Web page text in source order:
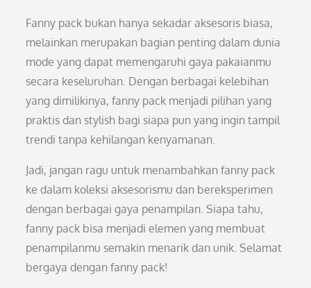
Fanny pack bukan hanya sekadar aksesoris biasa,
melainkan merupakan bagian penting dalam dunia
mode yang dapat memengaruhi gaya pakaianmu
secara keseluruhan. Dengan berbagai kelebihan
yang dimilikinya, fanny pack menjadi pilihan yang
praktis dan stylish bagi siapa pun yang ingin tampil
trendi tanpa kehilangan kenyamanan.
Jadi, jangan ragu untuk menambahkan fanny pack
ke dalam koleksi aksesorismu dan bereksperimen
dengan berbagai gaya penampilan. Siapa tahu,
fanny pack bisa menjadi elemen yang membuat
penampilanmu semakin menarik dan unik. Selamat
bergaya dengan fanny pack!